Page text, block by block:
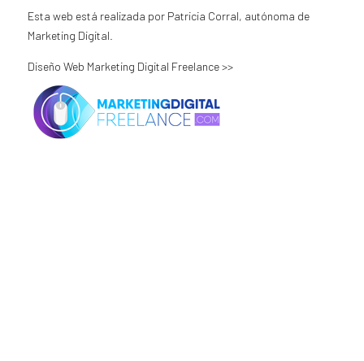
Esta web está realizada por Patricia Corral, autónoma de
Marketing Digital.
Diseño Web Marketing Digital Freelance >>